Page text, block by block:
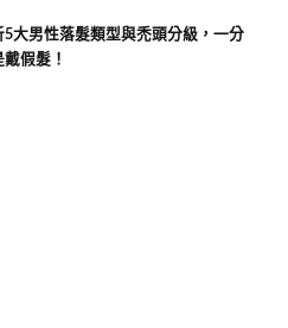
大男性落髮類型與禿頭分級，一分
假髮！